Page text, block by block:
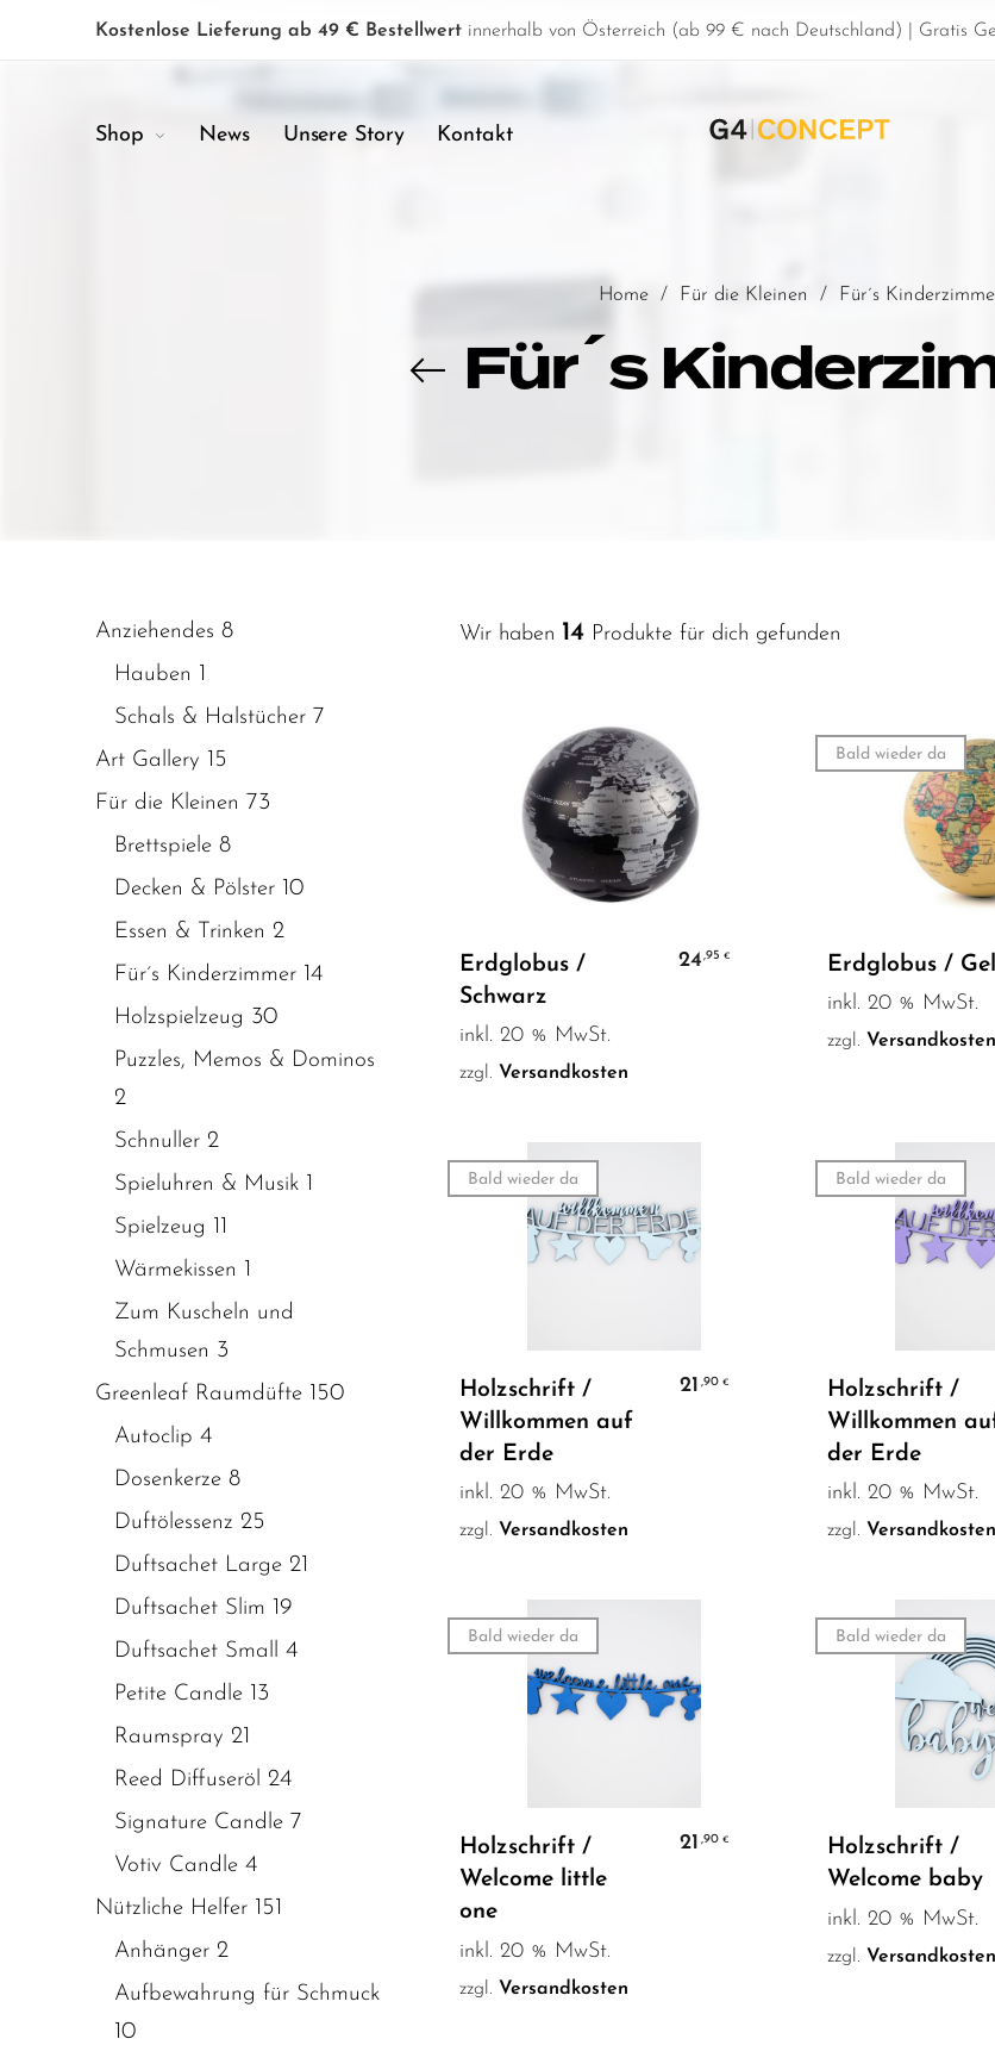
Kostenlose Lieferung ab 49 € Bestellwert innerhalb von Österreich (ab 99 € nach Deutschland) | Gratis
Shop News Unsere Story Kontakt
Home / Für die Kleinen / Für´s
Für´s
Anziehendes 8
Hauben 1
Schals & Halstücher 7
Art Gallery 15
Für die Kleinen 73
Brettspiele 8
Decken & Pölster 10
Essen & Trinken 2
Für´s Kinderzimmer 14
Holzspielzeug 30
Puzzles, Memos & Dominos
2
Schnuller 2
Spieluhren & Musik 1
Spielzeug 11
Wärmekissen 1
Zum Kuscheln und
Schmusen 3
Greenleaf Raumdüfte 150
Autoclip 4
Dosenkerze 8
Duftölessenz 25
Duftsachet Large 21
Duftsachet Slim 19
Duftsachet Small 4
Petite Candle 13
Raumspray 21
Reed Diffuseröl 24
Signature Candle 7
Votiv Candle 4
Nützliche Helfer 151
Anhänger 2
Aufbewahrung für Schmuck
10
Wir haben 14 Produkte für dich gefunden
Erdglobus /
Schwarz
24 ,95€
inkl. 20 % MwSt.
zzgl. Versandkosten
Bald wieder da
Erdglobus /
inkl. 20 % MwSt.
zzgl. Versandkosten
Bald wieder da
Holzschrift /
Willkommen auf
der Erde
21 ,90 €
inkl. 20 % MwSt.
zzgl. Versandkosten
Bald wieder da
Holzschrift /
Willkommen
der Erde
inkl. 20 % MwSt.
zzgl. Versandkosten
Bald wieder da
Weiterlesen
Holzschrift /
Welcome little
one
21 ,90 €
inkl. 20 % MwSt.
zzgl. Versandkosten
Bald wieder da
Holzschrift /
Welcome baby
inkl. 20 % MwSt.
zzgl. Versandkosten